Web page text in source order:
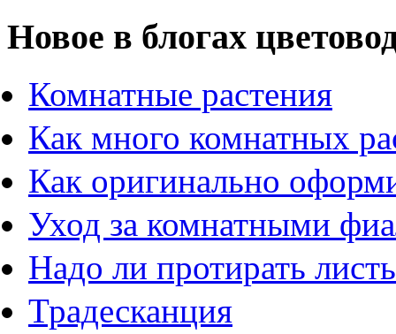
Новое в блогах
Комнатные растения
Как много комнатных
Как оригинально
Уход за комнатными
Надо ли протирать
Традесканция